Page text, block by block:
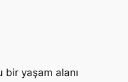
bir yaşam alanı